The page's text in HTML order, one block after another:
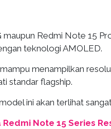
Redmi Note 15
teknologi AMOLED.
menampilkan
standar flagship.
ini akan terlihat
Note 15 Series